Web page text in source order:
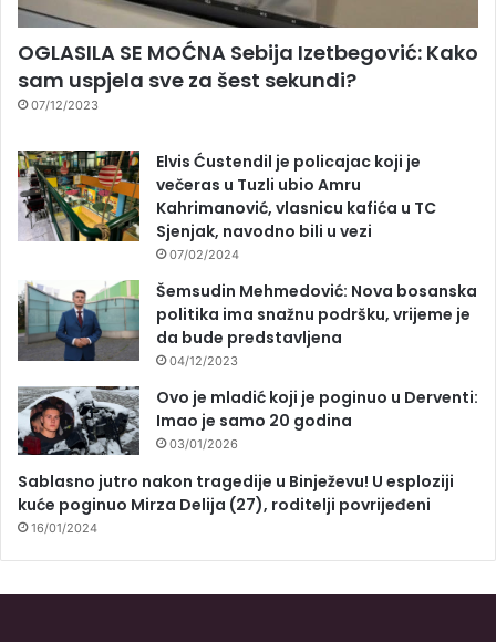
OGLASILA SE MOĆNA Sebija Izetbegović: Kako
sam uspjela sve za šest sekundi?
07/12/2023
Elvis Ćustendil je policajac koji je
večeras u Tuzli ubio Amru
Kahrimanović, vlasnicu kafića u TC
Sjenjak, navodno bili u vezi
07/02/2024
Šemsudin Mehmedović: Nova bosanska
politika ima snažnu podršku, vrijeme je
da bude predstavljena
04/12/2023
Ovo je mladić koji je poginuo u Derventi:
Imao je samo 20 godina
03/01/2026
Sablasno jutro nakon tragedije u Binježevu! U esploziji
kuće poginuo Mirza Delija (27), roditelji povrijeđeni
16/01/2024